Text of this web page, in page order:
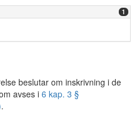
1
beslutar om inskrivning i de
avses i 6 kap. 3 §
.